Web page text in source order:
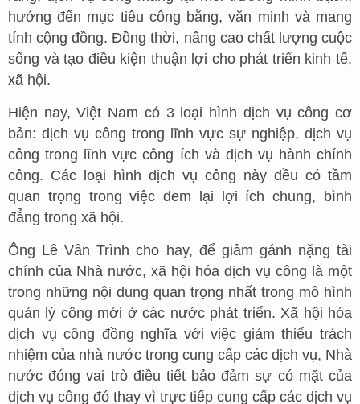
hướng đến mục tiêu công bằng, văn minh và mang
tính cộng đồng. Đồng thời, nâng cao chất lượng cuộc
sống và tạo điều kiện thuận lợi cho phát triển kinh tế,
xã hội.
Hiện nay, Việt Nam có 3 loại hình dịch vụ công cơ
bản: dịch vụ công trong lĩnh vực sự nghiệp, dịch vụ
công trong lĩnh vực công ích và dịch vụ hành chính
công. Các loại hình dịch vụ công này đều có tầm
quan trọng trong việc đem lại lợi ích chung, bình
đẳng trong xã hội.
Ông Lê Vân Trình cho hay, để giảm gánh nặng tài
chính của Nhà nước, xã hội hóa dịch vụ công là một
trong những nội dung quan trọng nhất trong mô hình
quản lý công mới ở các nước phát triển. Xã hội hóa
dịch vụ công đồng nghĩa với việc giảm thiểu trách
nhiệm của nhà nước trong cung cấp các dịch vụ, Nhà
nước đóng vai trò điều tiết bảo đảm sự có mặt của
dịch vụ công đó thay vì trực tiếp cung cấp các dịch vụ